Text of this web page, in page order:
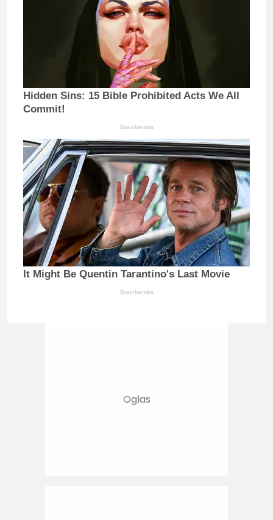
Hidden Sins: 15 Bible Prohibited Acts We All
Commit!
Brainberries
It Might Be Quentin Tarantino's Last Movie
Brainberries